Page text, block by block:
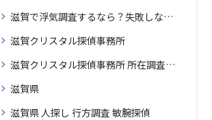
滋賀で浮気調査するなら？失敗しない探偵の選び方
滋賀クリスタル探偵事務所
滋賀クリスタル探偵事務所 所在調査 得意
滋賀県
滋賀県 人探し 行方調査 敏腕探偵